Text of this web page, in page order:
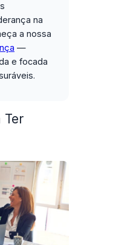
na
a nossa
—
e focada
Ter